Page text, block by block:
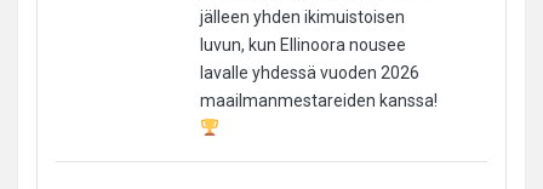
jälleen yhden ikimuistoisen
luvun, kun Ellinoora nousee
lavalle yhdessä vuoden 2026
maailmanmestareiden kanssa!